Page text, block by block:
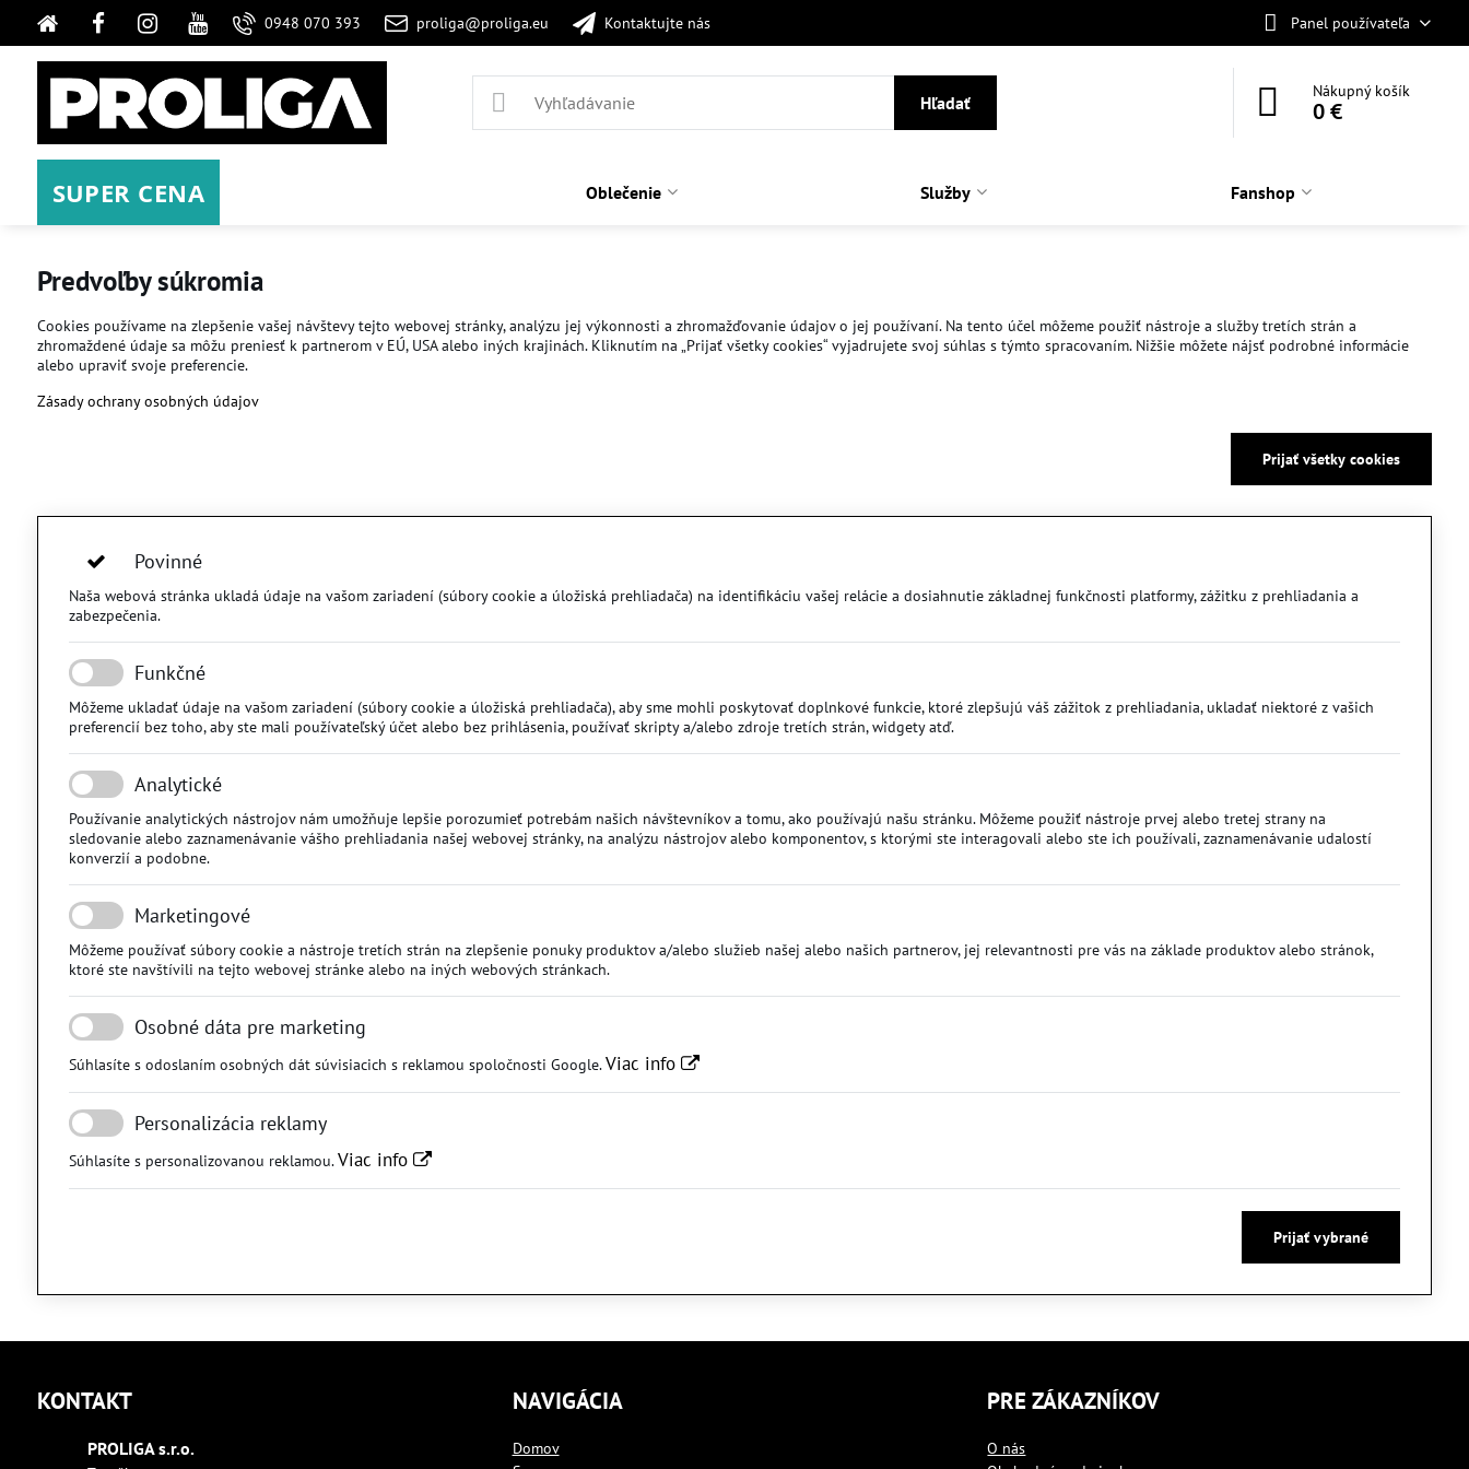
0948 070 393 proliga@proliga.eu Kontaktujte nás Panel používateľa
Hľadať
Nákupný košík
0 €
SUPER CENA Oblečenie Služby Fanshop
Predvoľby súkromia
Cookies používame na zlepšenie vašej návštevy tejto webovej stránky, analýzu jej výkonnosti a zhromažďovanie údajov o jej používaní. Na tento účel môžeme použiť nástroje a služby tretích strán a
zhromaždené údaje sa môžu preniesť k partnerom v EÚ, USA alebo iných krajinách. Kliknutím na „Prijať všetky cookies“ vyjadrujete svoj súhlas s týmto spracovaním. Nižšie môžete nájsť podrobné informácie
alebo upraviť svoje preferencie.
Zásady ochrany osobných údajov
Prijať všetky cookies
Povinné
Naša webová stránka ukladá údaje na vašom zariadení (súbory cookie a úložiská prehliadača) na identifikáciu vašej relácie a dosiahnutie základnej funkčnosti platformy, zážitku z prehliadania a
zabezpečenia.
Funkčné
Môžeme ukladať údaje na vašom zariadení (súbory cookie a úložiská prehliadača), aby sme mohli poskytovať doplnkové funkcie, ktoré zlepšujú váš zážitok z prehliadania, ukladať niektoré z vašich
preferencií bez toho, aby ste mali používateľský účet alebo bez prihlásenia, používať skripty a/alebo zdroje tretích strán, widgety atď.
Analytické
Používanie analytických nástrojov nám umožňuje lepšie porozumieť potrebám našich návštevníkov a tomu, ako používajú našu stránku. Môžeme použiť nástroje prvej alebo tretej strany na
sledovanie alebo zaznamenávanie vášho prehliadania našej webovej stránky, na analýzu nástrojov alebo komponentov, s ktorými ste interagovali alebo ste ich používali, zaznamenávanie udalostí
konverzií a podobne.
Marketingové
Môžeme používať súbory cookie a nástroje tretích strán na zlepšenie ponuky produktov a/alebo služieb našej alebo našich partnerov, jej relevantnosti pre vás na základe produktov alebo stránok,
ktoré ste navštívili na tejto webovej stránke alebo na iných webových stránkach.
Osobné dáta pre marketing
Súhlasíte s odoslaním osobných dát súvisiacich s reklamou spoločnosti Google.Viac info
Personalizácia reklamy
Súhlasíte s personalizovanou reklamou.Viac info
Prijať vybrané
KONTAKT
PROLIGA s​.r​.o​.
NAVIGÁCIA
Domov
PRE ZÁKAZNÍKOV
O nás